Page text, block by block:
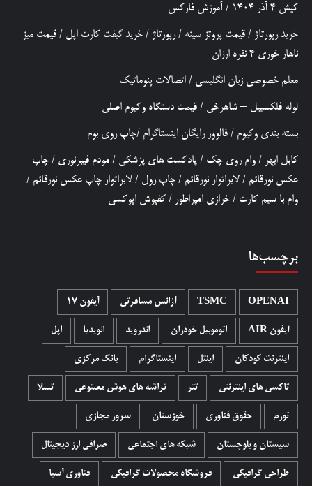
کیش 4 آذر 1404
/ آموزش فارکس
خرید رپورتاژ / قیمت پروتز سینه /رپورتاژ / خرید گیفت کارت اپل / قیمت میز
ناهار خوری 4 نفره ارزان
معلم خصوصی زبان انگلیسی / اتصالات پنوماتیک
لوله فلکسیبل – شاهرخی / قیمت دستگاه وکیوم اصلی
بسته بندی وکیوم / فالوور رایگان اینستاگرام /چاپ روی بوم
کابل ابهر / وام روی چک / پادکست های پزشکی / مودم فیبرنوری / چاپ
عکس نورقائم / لابراتوار نورقائم / چاپ رول / لابراتوار چاپ عکس نورقائم /
وام با سیم کارت / خرازی امپراطور / کفپوش اپوکسی
برچسب‌ها
OPENAI
TSMC آژانس مسافرتی آیفون 17
آیفون AIR اتوموبیل خودران اندروید انویدیا اپل
اینترنت کودکان اینتل اینستاگرام بانک مرکزی
تاکسی های اینترنتی تتر تراشه های هوش مصنوعی تسلا
تورم حقوق فناوری خوزستان سرور مجازی
سیستان و بلوچستان شبکه های اجتماعی صرافی ارز دیجیتال
طراحی گرافیکی فروشگاه محصولات گرافيکی فناوری آسیا